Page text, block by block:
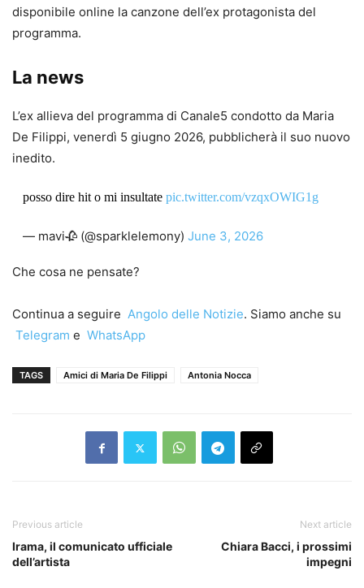
disponibile online la canzone dell’ex protagonista del
programma.
La news
L’ex allieva del programma di Canale5 condotto da Maria
De Filippi, venerdì 5 giugno 2026, pubblicherà il suo nuovo
inedito.
posso dire hit o mi insultate pic.twitter.com/vzqxOWIG1g
— mavi🥀 (@sparklelemony) June 3, 2026
Che cosa ne pensate?
Continua a seguire Angolo delle Notizie. Siamo anche su
Telegram e WhatsApp
TAGS Amici di Maria De Filippi Antonia Nocca
Previous article
Irama, il comunicato ufficiale
dell’artista
Next article
Chiara Bacci, i prossimi
impegni